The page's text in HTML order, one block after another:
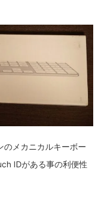
のメカニカルキーボー
IDがある事の利便性